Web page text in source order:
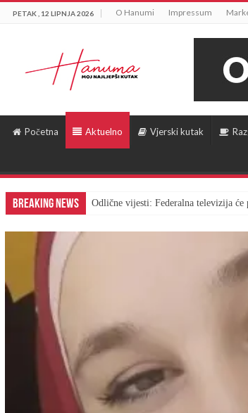
PETAK , 12 LIPNJA 2026 O Hanumi Impressum
Početna Aktuelno Vjerski kutak
Breaking News Odlične vijesti: Federalna televizija će